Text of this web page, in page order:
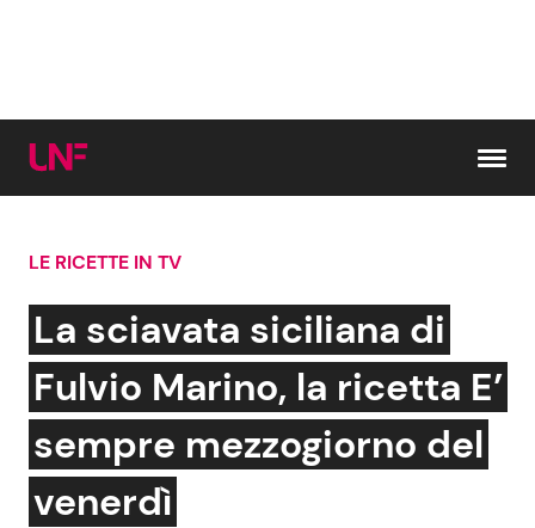
Cerca:
News e Cronaca
Attualità Italiana
Gossip e TV
Bellezze VIP
LE RICETTE IN TV
La sciavata siciliana di
Fulvio Marino, la ricetta E’
sempre mezzogiorno del
venerdì